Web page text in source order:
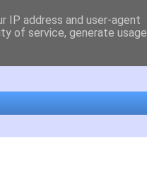
IP address and user-agent
of service, generate usage